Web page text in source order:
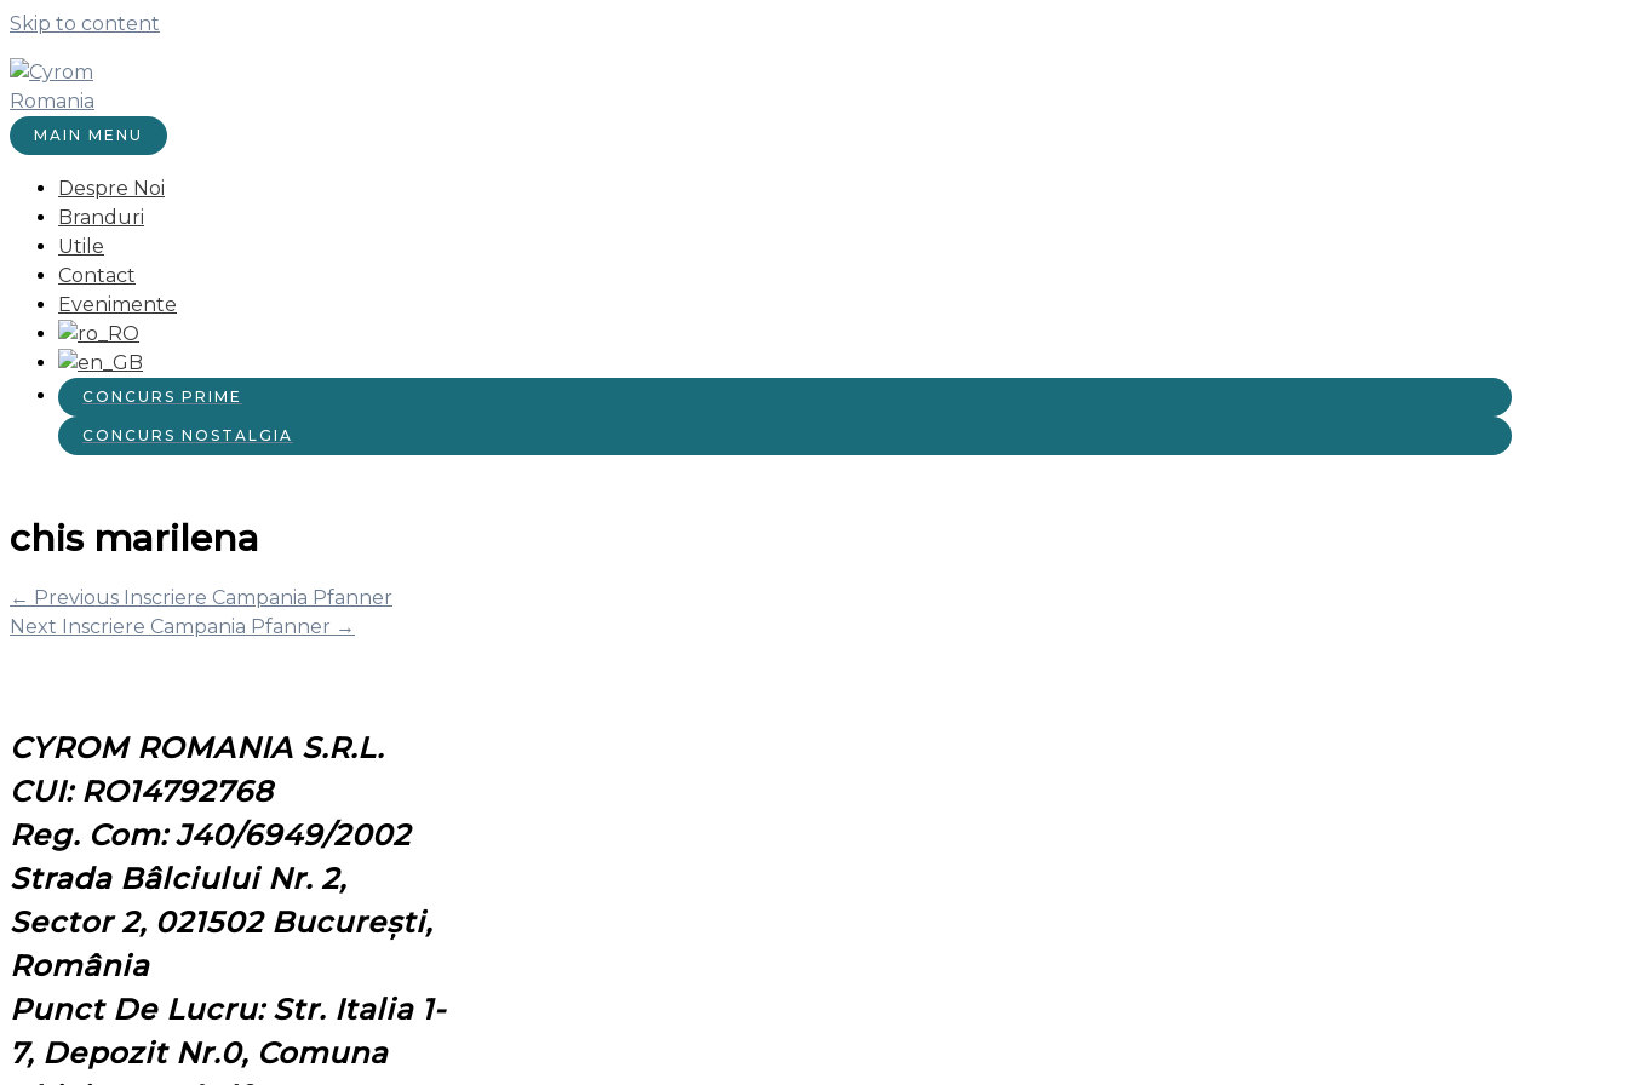
Skip to content
MAIN MENU
Despre Noi
Branduri
Utile
Contact
Evenimente
CONCURS PRIME
CONCURS NOSTALGIA
chis marilena
← Previous Inscriere Campania Pfanner
Next Inscriere Campania Pfanner →
CYROM ROMANIA S.R.L.
CUI: RO14792768
Reg. Com: J40/6949/2002
Strada Bâlciului Nr. 2,
Sector 2, 021502 București,
România
Punct De Lucru: Str. Italia 1-
7, Depozit Nr.0, Comuna